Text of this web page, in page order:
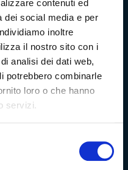
contenuti ed
dei social media e per
inoltre
il nostro sito con i
analisi dei dati web,
potrebbero combinarle
loro o che hanno
servizi.